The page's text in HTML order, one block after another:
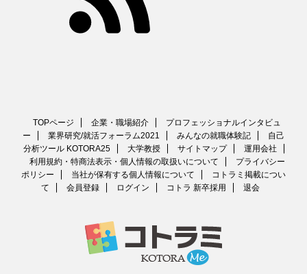
TOPページ 企業・職場紹介
プロフェッショナルインタビュ
ー
業界研究/就活フォーラム2021 みんなの就職体験記
自己
分析ツール KOTORA25
大学教授 サイトマップ
運用会社
利用規約・特商法表示・個人情報の取扱いについて
プライバシー
ポリシー
当社が保有する個人情報について
コトラミ掲載につい
て
会員登録 ログイン コトラ 新卒採用 退会